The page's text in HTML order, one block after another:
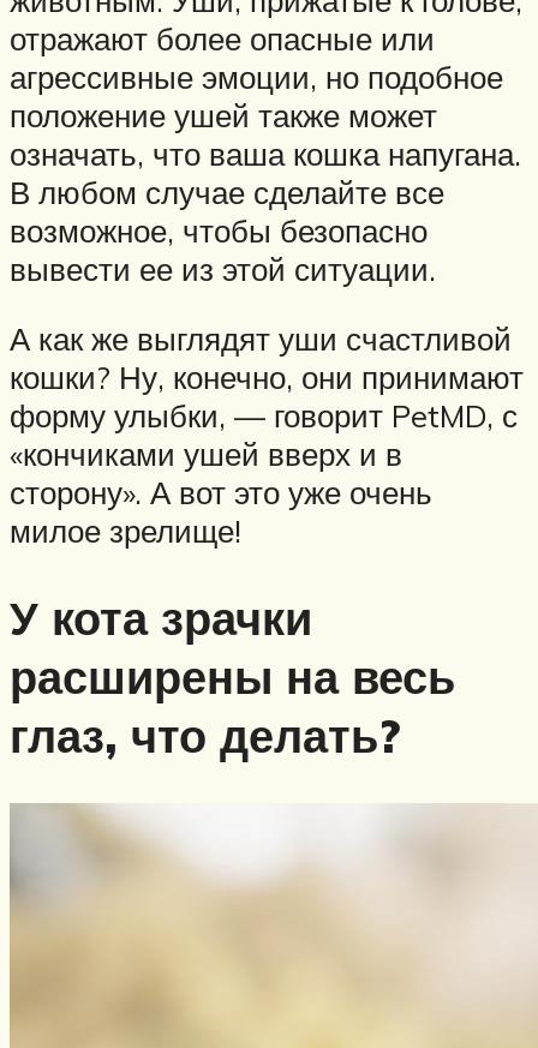
отражают более опасные или
агрессивные эмоции, но подобное
положение ушей также может
означать, что ваша кошка напугана.
В любом случае сделайте все
возможное, чтобы безопасно
вывести ее из этой ситуации.
А как же выглядят уши счастливой
кошки? Ну, конечно, они принимают
форму улыбки, — говорит PetMD, с
«кончиками ушей вверх и в
сторону». А вот это уже очень
милое зрелище!
У кота зрачки
расширены на весь
глаз, что делать?